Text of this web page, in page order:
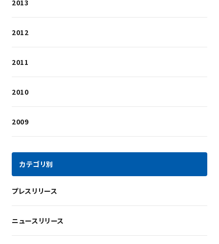
2013
2012
2011
2010
2009
カテゴリ別
プレスリリース
ニュースリリース